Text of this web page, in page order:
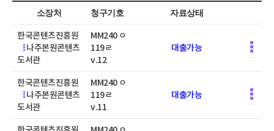
소장처 청구기호 자료상태
한국콘텐츠진흥원
나주본원콘텐츠
도서관
MM240 ㅇ
119ㄹ
v.12
대출가능
한국콘텐츠진흥원
나주본원콘텐츠
도서관
MM240 ㅇ
119ㄹ
v.11
대출가능